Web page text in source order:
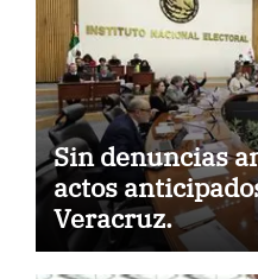
Sin denuncias
actos
Veracruz.